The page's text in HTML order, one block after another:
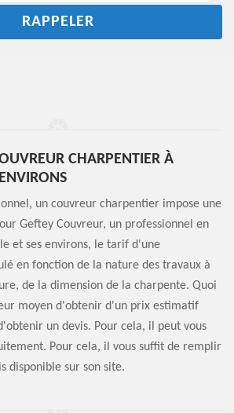
CHARPENTIER À
un couvreur charpentier impose une
Geftey Couvreur, un professionnel en
et ses environs, le tarif d'une
en fonction de la nature des travaux à
de la dimension de la charpente. Quoi
moyen d'obtenir d'un prix estimatif
un devis. Pour cela, il peut vous
Pour cela, il vous suffit de remplir
disponible sur son site.